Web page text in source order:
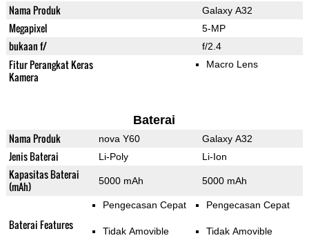
Nama Produk Galaxy A32
Megapixel 5-MP
bukaan f/ f/2.4
Fitur Perangkat Keras
Kamera
Macro Lens
Baterai
Nama Produk nova Y60 Galaxy A32
Jenis Baterai Li-Poly Li-Ion
Kapasitas Baterai
(mAh)
5000 mAh 5000 mAh
Baterai Features
Pengecasan Cepat
Tidak Amovible
Pengecasan Cepat
Tidak Amovible